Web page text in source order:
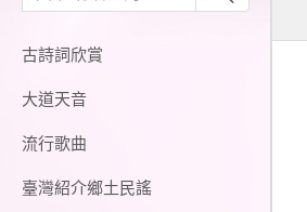
古詩詞欣賞
大道天音
流行歌曲
臺灣紹介鄉土民謠